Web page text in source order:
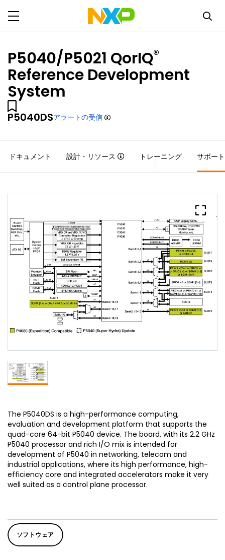
P5040/P5021 QorIQ®
Reference Development
System
P5040DSアラートの受信
ドキュメント 設計・リソース トレーニング サポート
The P5040DS is a high-performance computing,
evaluation and development platform that supports the
quad-core 64-bit P5040 device. The board, with its 2.2 GHz
P5040 processor and rich I/O mix is intended for
development of P5040 in networking, telecom and
industrial applications, where its high performance, high-
efficiency core and integrated accelerators make it very
well suited as a control plane processor.
ソフトウェア